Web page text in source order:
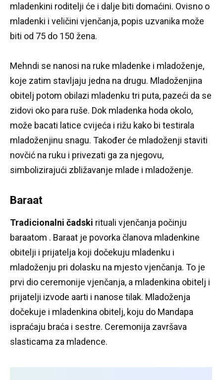
mladenkini roditelji će i dalje biti domaćini. Ovisno o
mladenki i veličini vjenčanja, popis uzvanika može
biti od 75 do 150 žena.
Mehndi se nanosi na ruke mladenke i mladoženje,
koje zatim stavljaju jedna na drugu. Mladoženjina
obitelj potom obilazi mladenku tri puta, pazeći da se
zidovi oko para ruše. Dok mladenka hoda okolo,
može bacati latice cvijeća i rižu kako bi testirala
mladoženjinu snagu. Također će mladoženji staviti
novčić na ruku i privezati ga za njegovu,
simbolizirajući zbližavanje mlade i mladoženje.
Baraat
Tradicionalni čadski rituali vjenčanja počinju
baraatom . Baraat je povorka članova mladenkine
obitelji i prijatelja koji dočekuju mladenku i
mladoženju pri dolasku na mjesto vjenčanja. To je
prvi dio ceremonije vjenčanja, a mladenkina obitelj i
prijatelji izvode aarti i nanose tilak. Mladoženja
dočekuje i mladenkina obitelj, koju do Mandapa
ispraćaju braća i sestre. Ceremonija završava
slasticama za mladence.